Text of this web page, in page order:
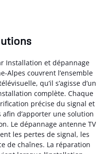
Installation et dépannage
Alpes couvrent l’ensemble
qu’il s’agisse d’un
complète. Chaque
précise du signal et
afin d’apporter une solution
Le dépannage antenne TV
les pertes de signal, les
de chaînes. La réparation